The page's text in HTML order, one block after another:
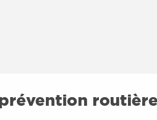
routière